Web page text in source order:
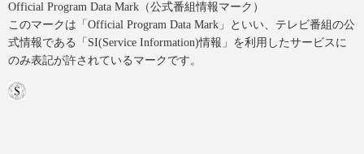
Official Program Data Mark（公式番組情報マーク）
このマークは「Official Program Data Mark」といい、テレビ番組の公
式情報である「SI(Service Information)情報」を利用したサービスに
のみ表記が許されているマークです。